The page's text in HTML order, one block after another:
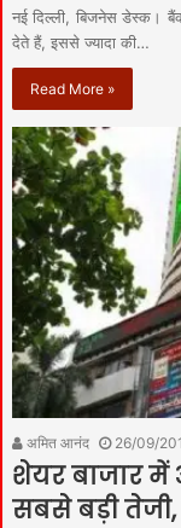
नई दिल्ली, बिजनेस डेस्क।
देते हैं, इससे ज्यादा की…
Read More »
अमित आनंद 26/09/
शेयर बाजार
सबसे बड़ी